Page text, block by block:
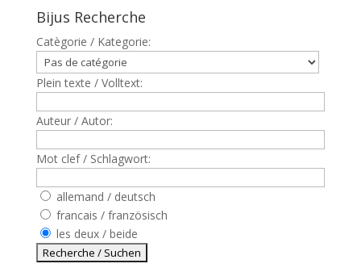
Bijus Recherche
Catègorie / Kategorie:
Plein texte / Volltext:
Auteur / Autor:
Mot clef / Schlagwort:
allemand / deutsch
francais / französisch
les deux / beide